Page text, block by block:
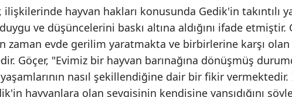
ilişkilerinde hayvan hakları konusunda Gedik'in takıntılı
ve düşüncelerini baskı altına aldığını ifade etmiştir.
zaman evde gerilim yaratmakta ve birbirlerine karşı
Göçer, "Evimiz bir hayvan barınağına dönüşmüş
nasıl şekillendiğine dair bir fikir
hayvanlara olan sevgisinin kendisine yansıdığını